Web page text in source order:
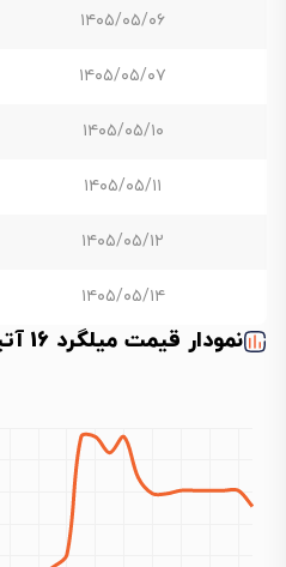
۱۴۰۵/۰۵/۰۶
۱۴۰۵/۰۵/۰۷
۱۴۰۵/۰۵/۱۰
۱۴۰۵/۰۵/۱۱
۱۴۰۵/۰۵/۱۲
۱۴۰۵/۰۵/۱۴
نمودار قیمت میلگرد 16 آتیه خلیج فارس